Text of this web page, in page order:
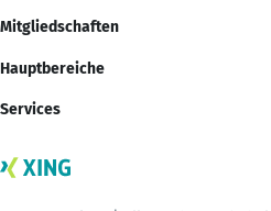
Mitgliedschaften
Hauptbereiche
Services